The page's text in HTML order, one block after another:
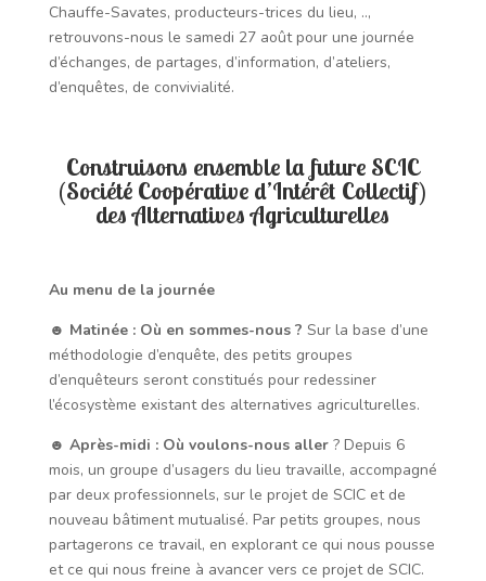
Chauffe-Savates, producteurs-trices du lieu, ..,
retrouvons-nous le samedi 27 août pour une journée
d’échanges, de partages, d’information, d’ateliers,
d’enquêtes, de convivialité.
Construisons ensemble la future SCIC
(Société Coopérative d’Intérêt Collectif)
des Alternatives Agriculturelles
Au menu de la journée
☻ Matinée : Où en sommes-nous ? Sur la base d’une
méthodologie d’enquête, des petits groupes
d’enquêteurs seront constitués pour redessiner
l’écosystème existant des alternatives agriculturelles.
☻ Après-midi : Où voulons-nous aller? Depuis 6
mois, un groupe d’usagers du lieu travaille, accompagné
par deux professionnels, sur le projet de SCIC et de
nouveau bâtiment mutualisé. Par petits groupes, nous
partagerons ce travail, en explorant ce qui nous pousse
et ce qui nous freine à avancer vers ce projet de SCIC.